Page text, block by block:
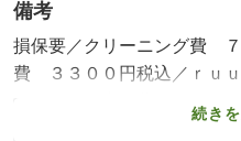
備考
損保要／クリーニング費
費 ３３００円税込／ｒｕ
／月額 町内会費 ３００
２０００円／保証会社利用
続き